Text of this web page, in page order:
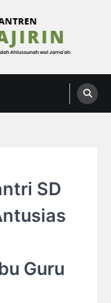
wal Jamaah
SD
Guru